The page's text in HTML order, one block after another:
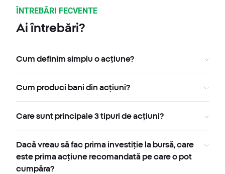
ÎNTREBĂRI FECVENTE
Ai întrebări?
Cum definim simplu o acțiune?
Cum produci bani din acțiuni?
Care sunt principale 3 tipuri de acțiuni?
Dacă vreau să fac prima investiție la bursă, care
este prima acțiune recomandată pe care o pot
cumpăra?